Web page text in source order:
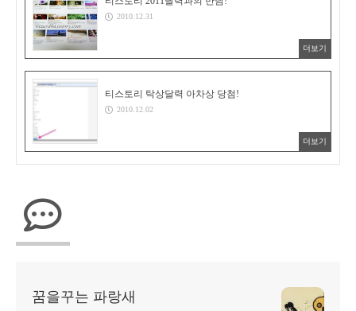
2010.12.31
더보기
티스토리 탁상달력 아차상 당첨!
2010.12.02
더보기
꿈을꾸는 파랑새